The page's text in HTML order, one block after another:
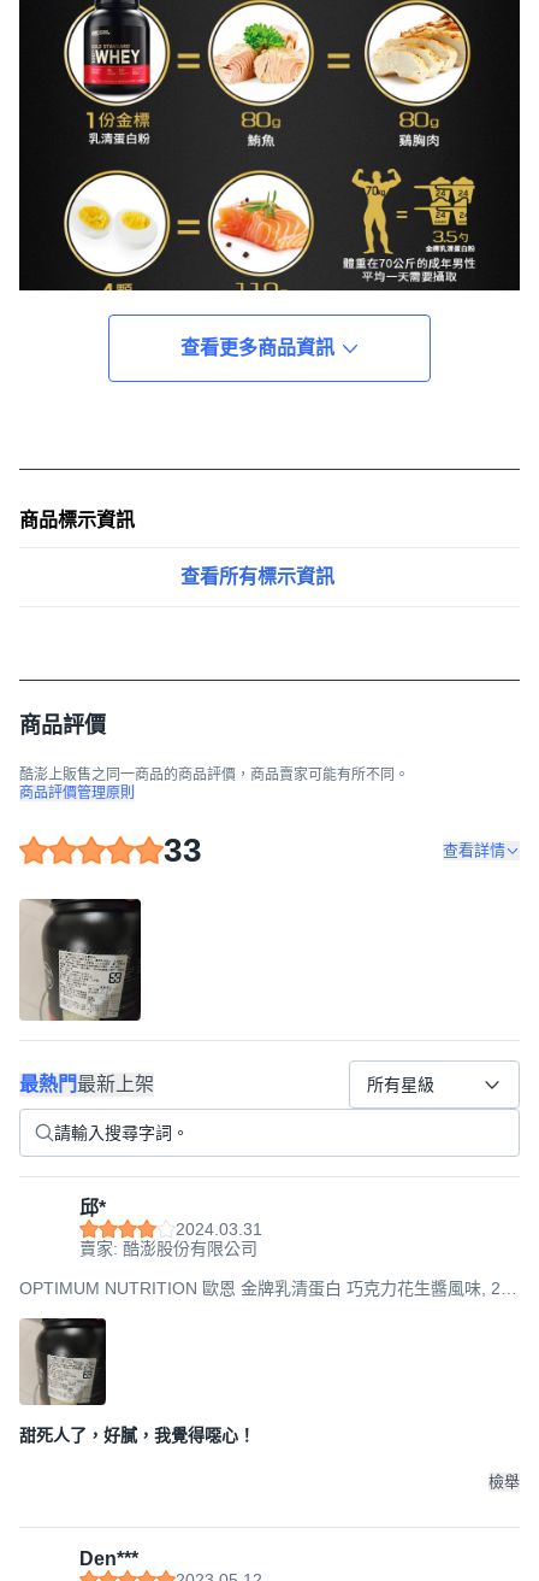
查看更多商品資訊
商品標示資訊
查看所有標示資訊
商品評價
酷澎上販售之同一商品的商品評價，商品賣家可能有所不同。
商品評價管理原則
33 查看詳情
最熱門最新上架 所有星級
邱*
2024.03.31
賣家: 酷澎股份有限公司
OPTIMUM NUTRITION 歐恩 金牌乳清蛋白 巧克力花生醬風味, 2lb,
甜死人了，好膩，我覺得噁心！
檢舉
Den***